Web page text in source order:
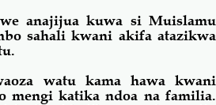
anajijua kuwa si Muislamu
sahali kwani akifa atazikwa
watu kamahawa kwani
mengi katika ndoa na familia.